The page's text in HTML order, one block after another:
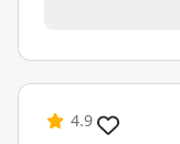
4.9